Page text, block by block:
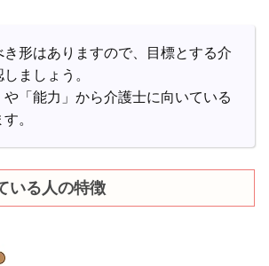
き形はありますので、目標とする介
ましょう。
や「能力」から介護士に向いている
。
いる人の特徴